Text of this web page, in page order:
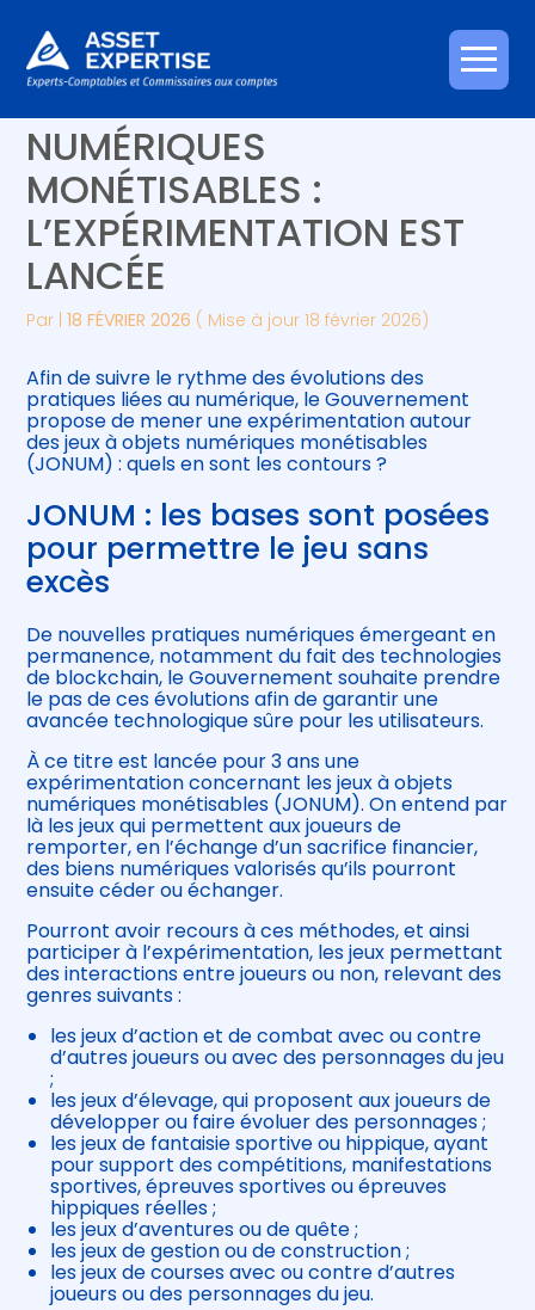
Aller
au
Créer et reprendre une activité
Gérer votre quotidien
Piloter votre entreprise
Développer votre entreprise
Construire votre patrimoine
Être prêt pour la facturation
électronique
Piloter votre gestion
Suivre votre comptabilité
Gérer vos ressources humaines
JEUX À OBJETS
NUMÉRIQUES
MONÉTISABLES :
L’EXPÉRIMENTATION EST
LANCÉE
Par |18 FÉVRIER 2026 ( Mise à jour 18 février 2026)
Afin de suivre le rythme des évolutions des
pratiques liées au numérique, le Gouvernement
propose de mener une expérimentation autour
des jeux à objets numériques monétisables
(JONUM) : quels en sont les contours ?
JONUM : les bases sont posées
pour permettre le jeu sans
excès
De nouvelles pratiques numériques émergeant en
permanence, notamment du fait des technologies
de blockchain, le Gouvernement souhaite prendre
le pas de ces évolutions afin de garantir une
avancée technologique sûre pour les utilisateurs.
À ce titre est lancée pour 3 ans une
expérimentation concernant les jeux à objets
numériques monétisables (JONUM). On entend par
là les jeux qui permettent aux joueurs de
remporter, en l’échange d’un sacrifice financier,
des biens numériques valorisés qu’ils pourront
ensuite céder ou échanger.
Pourront avoir recours à ces méthodes, et ainsi
participer à l’expérimentation, les jeux permettant
des interactions entre joueurs ou non, relevant des
genres suivants :
les jeux d’action et de combat avec ou contre
d’autres joueurs ou avec des personnages du jeu
;
les jeux d’élevage, qui proposent aux joueurs de
développer ou faire évoluer des personnages ;
les jeux de fantaisie sportive ou hippique, ayant
pour support des compétitions, manifestations
sportives, épreuves sportives ou épreuves
hippiques réelles ;
les jeux d’aventures ou de quête ;
les jeux de gestion ou de construction ;
les jeux de courses avec ou contre d’autres
joueurs ou des personnages du jeu.